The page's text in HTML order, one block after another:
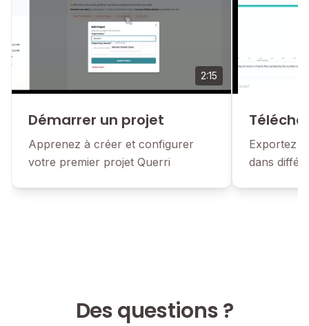
2:15
Démarrer un projet
Apprenez à créer et configurer
votre premier projet Querri
Exportez
dans
Des questions ?